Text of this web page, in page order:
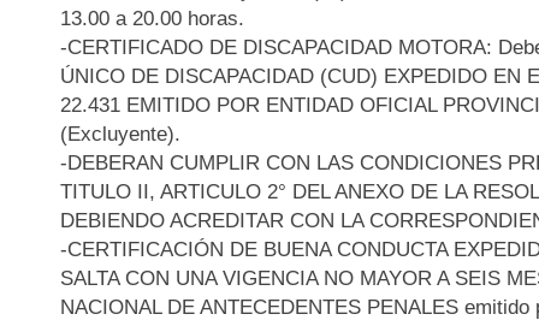
13.00 a 20.00 horas.
-CERTIFICADO DE DISCAPACIDAD MOTORA:
ÚNICO DE DISCAPACIDAD (CUD) EXPEDIDO EN
22.431 EMITIDO POR ENTIDAD OFICIAL
(Excluyente).
-DEBERAN CUMPLIR CON LAS CONDICIONES
TITULO II, ARTICULO 2° DEL ANEXO DE LA
DEBIENDO ACREDITAR CON LA
-CERTIFICACIÓN DE BUENA CONDUCTA
SALTA CON UNA VIGENCIA NO MAYOR A SEIS
NACIONAL DE ANTECEDENTES PENALES emitido